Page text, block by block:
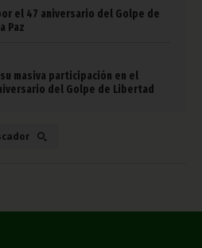
el 47 aniversario del Golpe de
Paz
su masiva participación en el
del Golpe de Libertad